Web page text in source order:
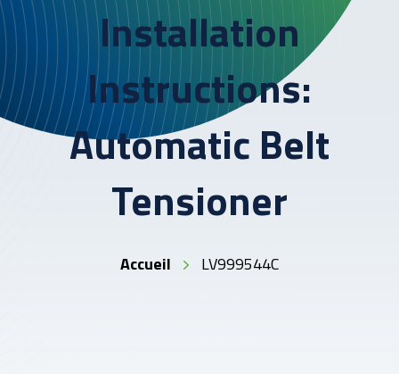
Installation
Instructions:
Automatic Belt
Tensioner
Accueil LV999544C